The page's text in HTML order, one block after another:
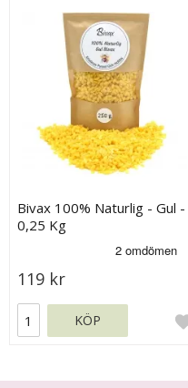
Bivax 100% Naturlig - Gul -
0,25 Kg
119 kr
KÖP